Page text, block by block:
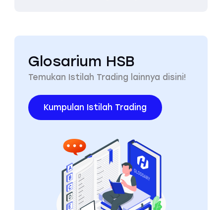
Glosarium HSB
Temukan Istilah Trading lainnya disini!
Kumpulan Istilah Trading